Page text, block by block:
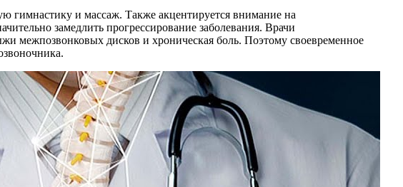
гимнастику и массаж. Также акцентируется внимание на
замедлить прогрессирование заболевания. Врачи
межпозвонковых дисков и хроническая боль. Поэтому своевременное